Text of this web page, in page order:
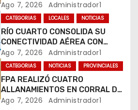
COMERCIALIZABA COCAÍNA Y
MARIHUANA EN UNA PLAZA
Ago 7, 2026 Administrador1
CATEGORIAS LOCALES NOTICIAS
RÍO CUARTO CONSOLIDA SU
CONECTIVIDAD AÉREA CON
CUATRO VUELOS SEMANALES A
BUENOS AIRES
Ago 7, 2026 Administrador1
CATEGORIAS NOTICIAS PROVINCIALES
FPA REALIZÓ CUATRO
ALLANAMIENTOS EN CORRAL DE
BUSTOS-IFFLINGER
Ago 7, 2026 Administrador1